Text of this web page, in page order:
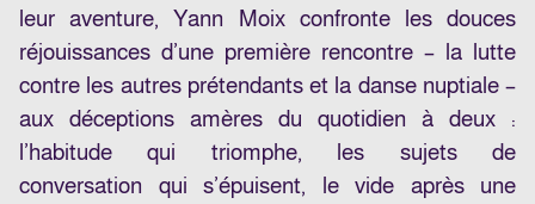
leur aventure, Yann Moix confronte les douces
réjouissances d’une première rencontre – la lutte
contre les autres prétendants et la danse nuptiale –
aux déceptions amères du quotidien à deux :
l’habitude qui triomphe, les sujets de
conversation qui s’épuisent, le vide après une